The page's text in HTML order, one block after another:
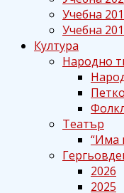
Учебна
Учебна
Култура
Народно
Театър
“Има
2026
2025